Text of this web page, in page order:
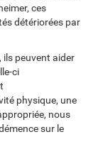
ces
détériorées par
ils peuvent aider
ci
physique, une
nous
sur le